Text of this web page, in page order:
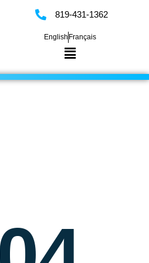
819-431-1362
English Français